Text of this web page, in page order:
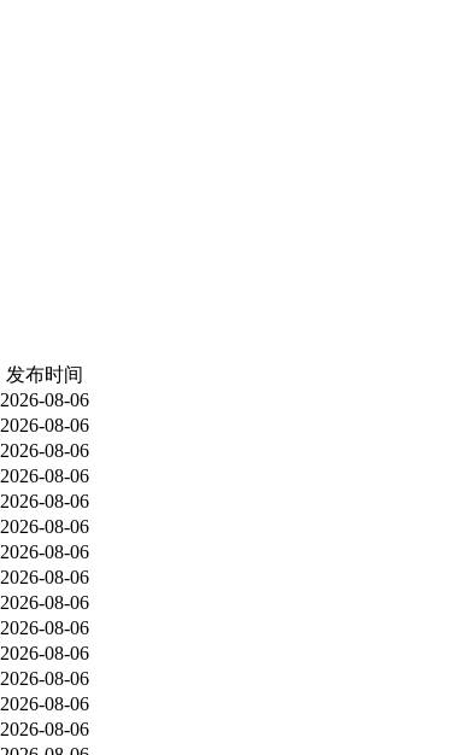
发布时间
2026-08-06
2026-08-06
2026-08-06
2026-08-06
2026-08-06
2026-08-06
2026-08-06
2026-08-06
2026-08-06
2026-08-06
2026-08-06
2026-08-06
2026-08-06
2026-08-06